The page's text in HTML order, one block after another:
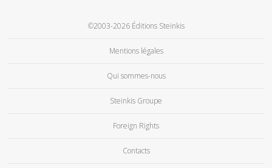
©2003-2026 Éditions Steinkis
Mentions légales
Qui sommes-nous
Steinkis Groupe
Foreign Rights
Contacts